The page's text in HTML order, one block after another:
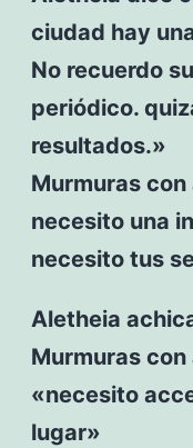
ciudad hay
No recuerdo
periódico.
resultados.»
Murmuras
necesito una
necesito tus
Aletheia
Murmuras
«necesito
lugar»